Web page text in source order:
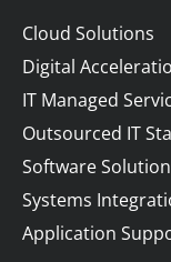
Cloud Solutions
Digital
IT Managed
Outsourced IT
Software
Systems
Application